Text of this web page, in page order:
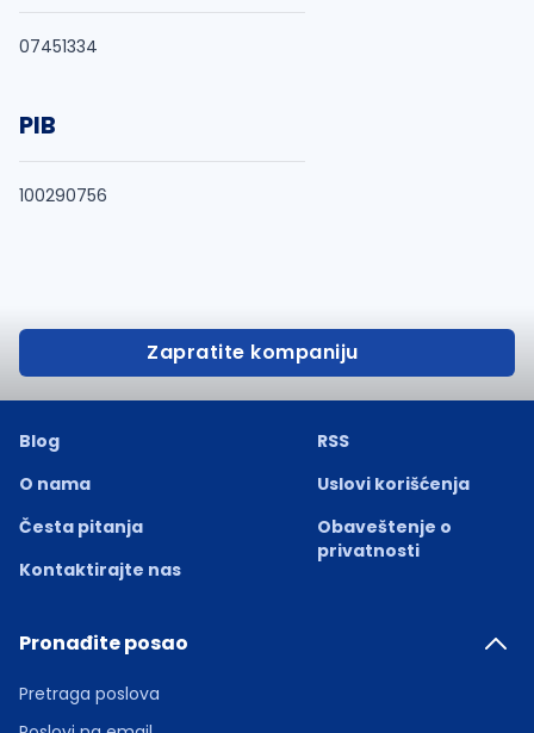
07451334
PIB
100290756
Zapratite kompaniju
Blog
O nama
Česta pitanja
Kontaktirajte nas
RSS
Uslovi korišćenja
Obaveštenje o
privatnosti
Pronađite posao
Pretraga poslova